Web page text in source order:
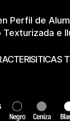
Perfil de
e